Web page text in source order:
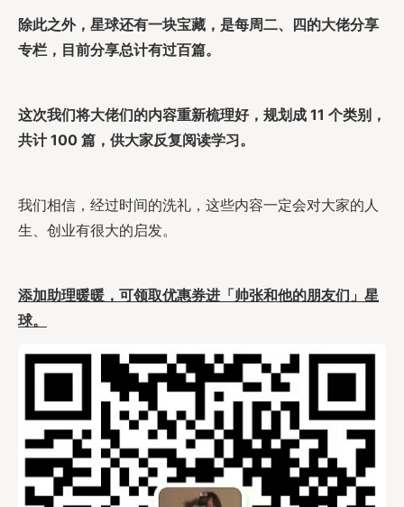
除此之外，星球还有一块宝藏，是每周二、四的大佬分享
专栏，目前分享总计有过百篇。
这次我们将大佬们的内容重新梳理好，规划成 11 个类别，
共计 100 篇，供大家反复阅读学习。
我们相信，经过时间的洗礼，这些内容一定会对大家的人
生、创业有很大的启发。
添加助理暖暖，可领取优惠券进「帅张和他的朋友们」星
球。